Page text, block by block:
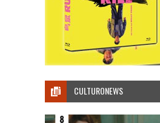
CULTURONEWS